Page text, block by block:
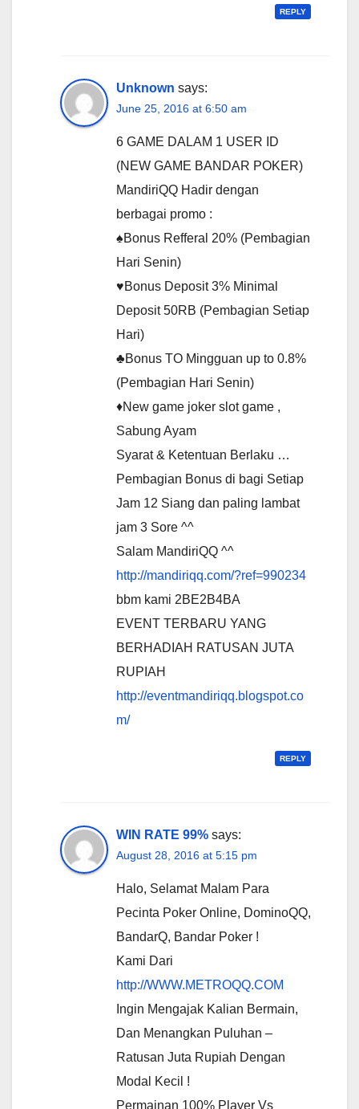
REPLY
Unknown says:
June 25, 2016 at 6:50 am
6 GAME DALAM 1 USER ID
(NEW GAME BANDAR POKER)
MandiriQQ Hadir dengan
berbagai promo :
♠Bonus Refferal 20% (Pembagian
Hari Senin)
♥Bonus Deposit 3% Minimal
Deposit 50RB (Pembagian Setiap
Hari)
♣Bonus TO Mingguan up to 0.8%
(Pembagian Hari Senin)
♦New game joker slot game ,
Sabung Ayam
Syarat & Ketentuan Berlaku …
Pembagian Bonus di bagi Setiap
Jam 12 Siang dan paling lambat
jam 3 Sore ^^
Salam MandiriQQ ^^
http://mandiriqq.com/?ref=990234
bbm kami 2BE2B4BA
EVENT TERBARU YANG
BERHADIAH RATUSAN JUTA
RUPIAH
http://eventmandiriqq.blogspot.co
m/
REPLY
WIN RATE 99% says:
August 28, 2016 at 5:15 pm
Halo, Selamat Malam Para
Pecinta Poker Online, DominoQQ,
BandarQ, Bandar Poker !
Kami Dari
http://WWW.METROQQ.COM
Ingin Mengajak Kalian Bermain,
Dan Menangkan Puluhan –
Ratusan Juta Rupiah Dengan
Modal Kecil !
Permainan 100% Player Vs